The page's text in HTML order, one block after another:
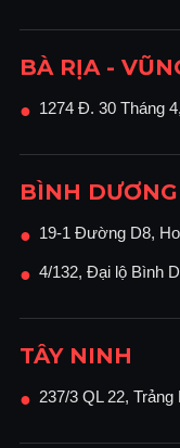
BÀ RỊA -
● 1274 Đ. 30 Tháng
BÌNH DƯƠNG
● 19-1 Đường D8,
● 4/132, Đại lộ Bình
TÂY NINH
● 237/3 QL 22,